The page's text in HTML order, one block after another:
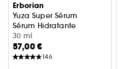
Erborian
Yuza Super Sérum
Sérum Hidratante
30 ml
57,00 €
146